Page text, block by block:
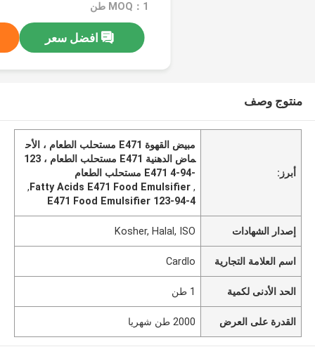
MOQ：1 طن
افضل سعر
منتوج وصف
أبرز:
مبيض القهوة E471 مستحلب الطعام ، الأح
ماض الدهنية E471 مستحلب الطعام ، 123
-94-4 E471 مستحلب الطعام
,
Fatty Acids E471 Food Emulsifier
,
123-94-4 E471 Food Emulsifier
إصدار الشهادات Kosher, Halal, ISO
اسم العلامة التجارية Cardlo
الحد الأدنى لكمية 1 طن
القدرة على العرض 2000 طن شهريا